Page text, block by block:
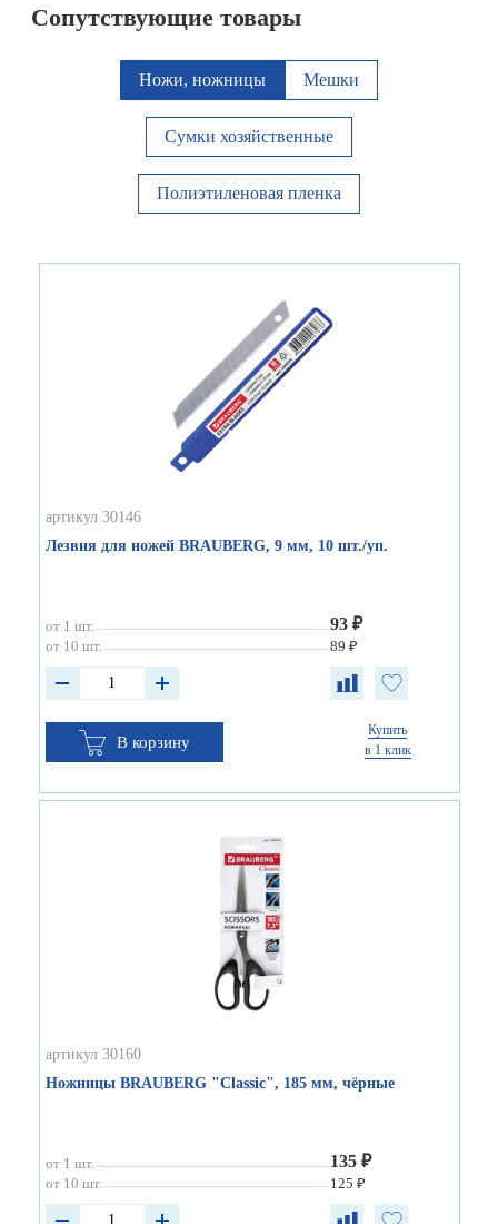
Сопутствующие товары
Ножи, ножницы Мешки
Сумки хозяйственные
Полиэтиленовая пленка
артикул 30146
Лезвия для ножей BRAUBERG, 9 мм, 10 шт./уп.
от 1 шт. 93 ₽
от 10 шт. 89 ₽
В корзину
Купить
в 1 клик
артикул 30160
Ножницы BRAUBERG "Classic", 185 мм, чёрные
от 1 шт. 135 ₽
от 10 шт. 125 ₽